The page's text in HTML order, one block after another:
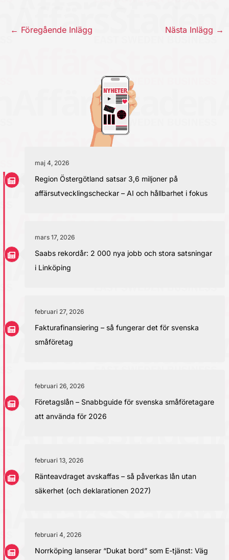
← Föregående Inlägg Nästa Inlägg →
maj 4, 2026
Region Östergötland satsar 3,6 miljoner på
affärsutvecklingscheckar – AI och hållbarhet i fokus
mars 17, 2026
Saabs rekordår: 2 000 nya jobb och stora satsningar
i Linköping
februari 27, 2026
Fakturafinansiering – så fungerar det för svenska
småföretag
februari 26, 2026
Företagslån – Snabbguide för svenska småföretagare
att använda för 2026
februari 13, 2026
Ränteavdraget avskaffas – så påverkas lån utan
säkerhet (och deklarationen 2027)
februari 4, 2026
Norrköping lanserar “Dukat bord” som E-tjänst: Väg